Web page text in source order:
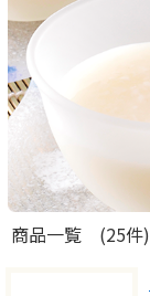
商品一覧 (25件)